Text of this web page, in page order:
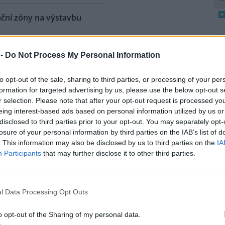
Do Not Process My Personal Information
opt-out of the sale, sharing to third parties, or processing of your
for targeted advertising by us, please use the below opt-out
selection. Please note that after your opt-out request is processed
interest-based ads based on personal information utilized by us
to third parties prior to your opt-out. You may separately
of your personal information by third parties on the IAB’s list of
This information may also be disclosed by us to third parties on the
Participants that may further disclose it to other third parties.
Data Processing Opt Outs
opt-out of the Sharing of my personal data.
zóny na výstavbu
6
dnes schválila vymezení
menším rozsahu, než
plán připravený
určeného pro možné
na zhruba 11 procent
konferenci po jednání
(ANO).
Africe způsobit škody za
způsobí
africkým zemím